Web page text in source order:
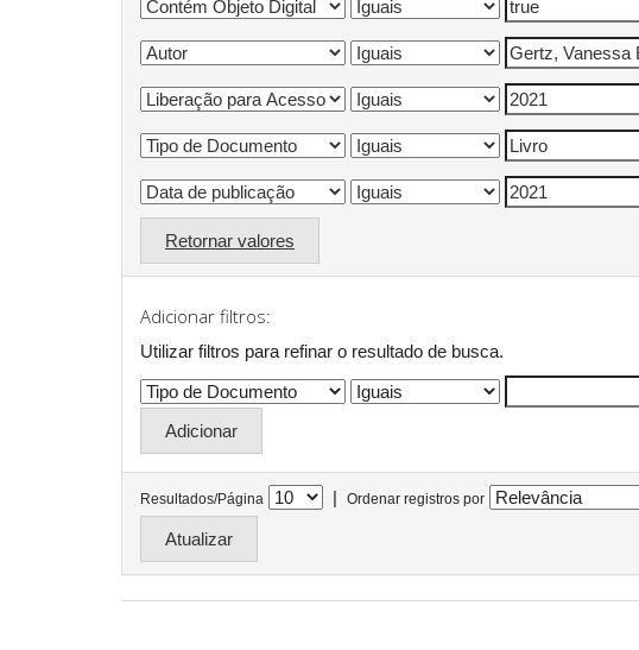
Retornar valores
Adicionar filtros:
Utilizar filtros para refinar o resultado de busca.
Resultados/Página | Ordenar registros por